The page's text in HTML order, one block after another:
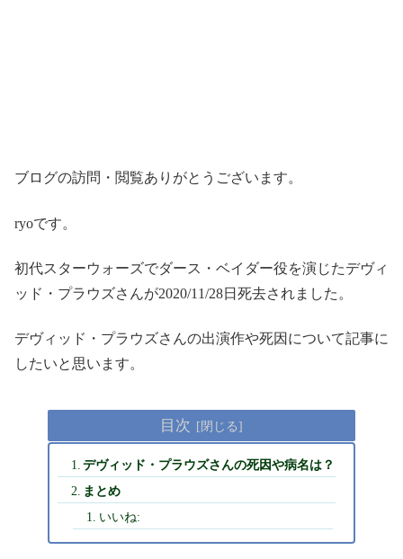
ブログの訪問・閲覧ありがとうございます。
ryoです。
初代スターウォーズでダース・ベイダー役を演じたデヴィ
ッド・プラウズさんが2020/11/28日死去されました。
デヴィッド・プラウズさんの出演作や死因について記事に
したいと思います。
目次
デヴィッド・プラウズさんの死因や病名は？
まとめ
いいね: